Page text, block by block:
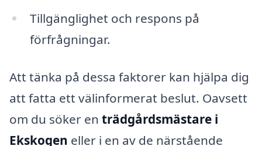
Tillgänglighet och respons på
förfrågningar.
Att tänka på dessa faktorer kan hjälpa dig
att fatta ett välinformerat beslut. Oavsett
om du söker en trädgårdsmästare i
Ekskogen eller i en av de närstående